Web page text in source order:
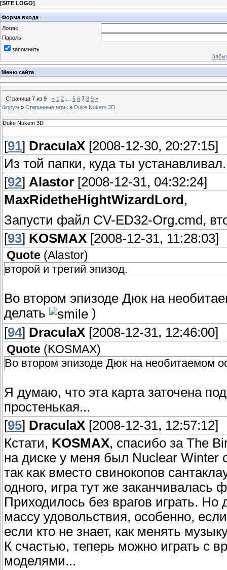
[SITE LOGO]
Форма входа
Логин:
Пароль:
запомнить
Меню сайта
Страница 7 из 9 « 1 2 5 6 7 8 9 »
Форум » Старинные игры » Duke Nukem 3D
Duke Nukem 3D
[91] DraculaX [2008-12-30, 20:27:15]
Из той папки, куда ты
[92] Alastor [2008-12-31, 04:32:24]
MaxRidetheHightWizardLord ,
Запусти файл CV-ED32-Org.cmd,
[93] KOSMAX [2008-12-31, 11:28:03]
Quote (Alastor)
второй и третий эпизод.
Во втором эпизоде Дюк на
делать
)
[94] DraculaX [2008-12-31, 12:46:00]
Quote ( KOSMAX)
Во втором эпизоде Дюк на необитаемом
Я думаю, что эта карта заточена
простенькая...
[95] DraculaX [2008-12-31, 12:57:12]
Кстати, KOSMAX, спасибо за The
на диске у меня был Nuclear Winter
так как вместо свинокопов
одного, игра тут же
Приходилось без врагов играть. Но
массу удовольствия, особенно,
если кто не знает, как менять
К счастью, теперь можно играть с
моделями...